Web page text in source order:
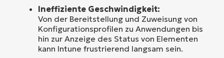
Ineffiziente Geschwindigkeit:
Von der Bereitstellung und Zuweisung von
Konfigurationsprofilen zu Anwendungen bis
hin zur Anzeige des Status von Elementen
kann Intune frustrierend langsam sein.